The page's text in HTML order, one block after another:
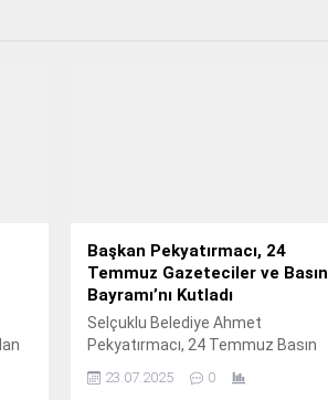
Başkan Pekyatırmacı, 24
Temmuz Gazeteciler ve Basın
Bayramı’nı Kutladı
Selçuklu Belediye Ahmet
Pekyatırmacı, 24 Temmuz Basın
Bayramı nedeniyle yayımladığı
kutlama mesajında şu görüşlere
23.07.2025 0